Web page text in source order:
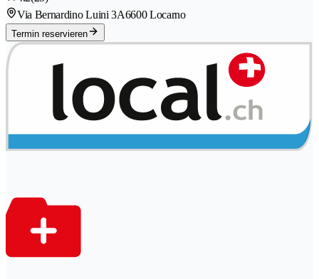
Via Bernardino Luini 3A6600 Locarno
Termin reservieren